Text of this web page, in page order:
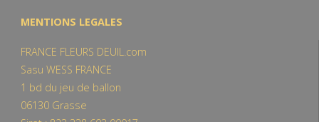
MENTIONS LEGALES
FRANCE FLEURS DEUIL.com
Sasu WESS FRANCE
1 bd du jeu de ballon
06130 Grasse